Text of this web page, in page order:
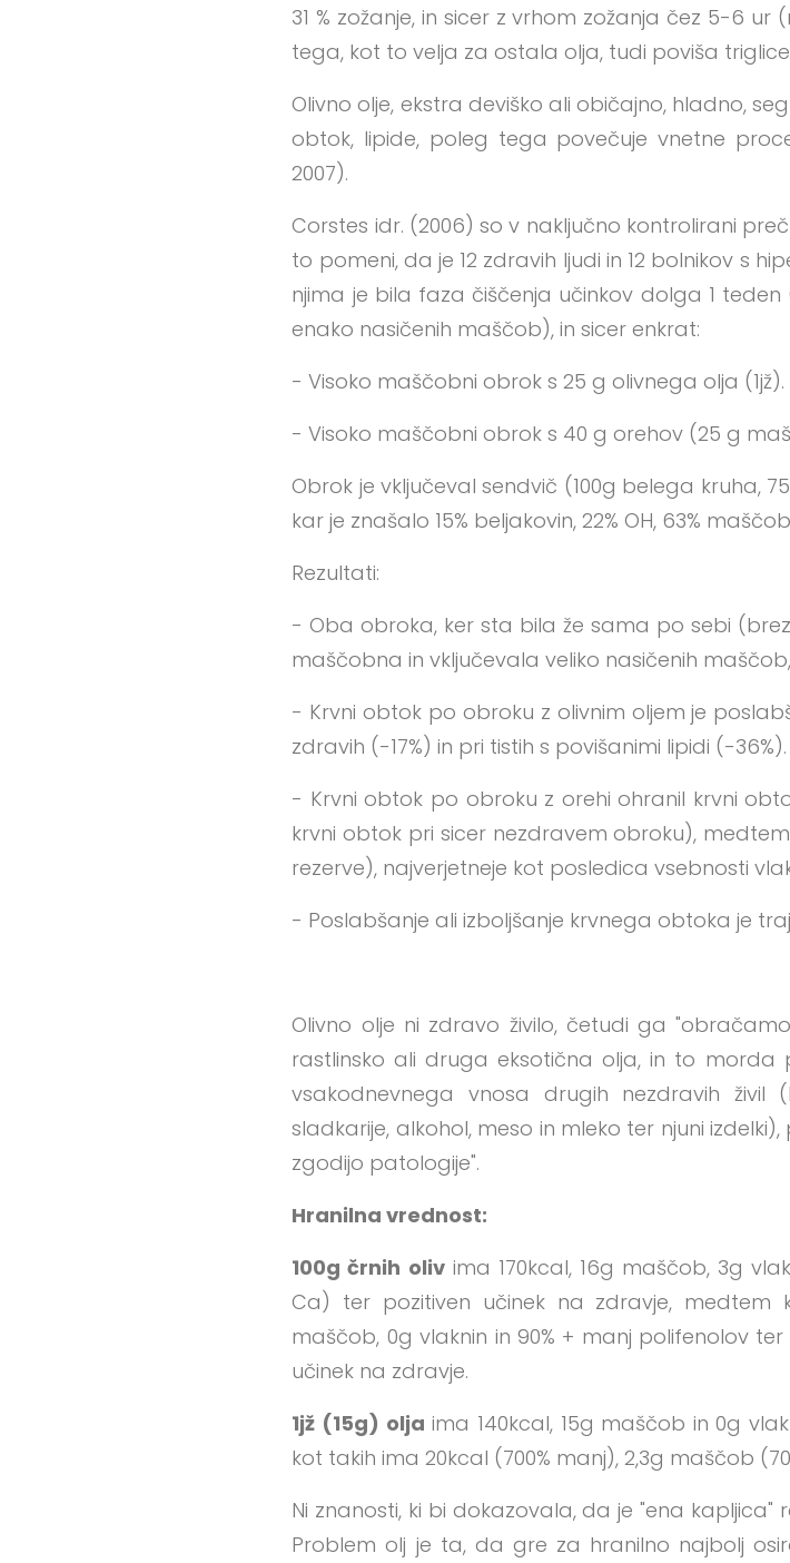
31 % zožanje, in sicer z vrhom zožanja čez 5-6 ur
tega, kot to velja za ostala olja, tudi poviša
Olivno olje, ekstra deviško ali običajno, hladno,
obtok, lipide, poleg tega povečuje vnetne
2007).
Corstes idr. (2006) so v naključno kontrolirani
to pomeni, da je 12 zdravih ljudi in 12 bolnikov s
njima je bila faza čiščenja učinkov dolga 1
enako nasičenih maščob), in sicer enkrat:
- Visoko maščobni obrok s 25 g olivnega olja (1jž).
- Visoko maščobni obrok s 40 g orehov (25 g
Obrok je vključeval sendvič (100g belega kruha,
kar je znašalo 15% beljakovin, 22% OH, 63%
Rezultati:
- Oba obroka, ker sta bila že sama po sebi
maščobna in vključevala veliko nasičenih
- Krvni obtok po obroku z olivnim oljem je
zdravih (-17%) in pri tistih s povišanimi lipidi (-36%).
- Krvni obtok po obroku z orehi ohranil krvni
krvni obtok pri sicer nezdravem obroku),
rezerve), najverjetneje kot posledica vsebnosti
- Poslabšanje ali izboljšanje krvnega obtoka je
Olivno olje ni zdravo živilo, četudi ga
rastlinsko ali druga eksotična olja, in to
vsakodnevnega vnosa drugih nezdravih
sladkarije, alkohol, meso in mleko ter njuni
zgodijo patologije".
Hranilna vrednost:
100g črnih olivima 170kcal, 16g maščob, 3g
Ca) ter pozitiven učinek na zdravje, medtem
maščob, 0g vlaknin in 90% + manj polifenolov
učinek na zdravje.
1jž (15g) olja ima 140kcal, 15g maščob in 0g
kot takih ima 20kcal (700% manj), 2,3g maščob
Ni znanosti, ki bi dokazovala, da je "ena
Problem olj je ta, da gre za hranilno najbolj